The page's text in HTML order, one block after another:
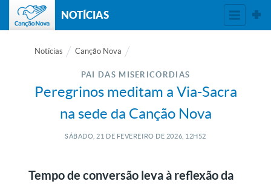
NOTÍCIAS
Notícias Canção Nova
PAI DAS MISERICÓRDIAS
Peregrinos meditam a Via-Sacra
na sede da Canção Nova
SÁBADO, 21 DE FEVEREIRO DE 2026, 12H52
Tempo de conversão leva à reflexão da